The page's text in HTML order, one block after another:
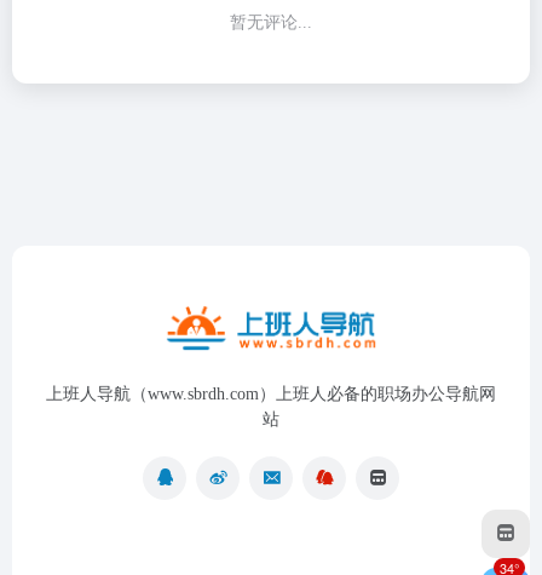
暂无评论...
上班人导航（www.sbrdh.com）上班人必备的职场办公导航网
站
34°